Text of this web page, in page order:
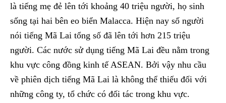
là tiếng mẹ đẻ lên tới khoảng 40 triệu người, họ sinh
sống tại hai bên eo biển Malacca. Hiện nay số người
nói tiếng Mã Lai tổng số đã lên tới hơn 215 triệu
người. Các nước sử dụng tiếng Mã Lai đều nằm trong
khu vực công đồng kinh tế ASEAN. Bởi vậy nhu cầu
về phiên dịch tiếng Mã Lai là không thể thiếu đối với
những công ty, tổ chức có đối tác trong khu vực.